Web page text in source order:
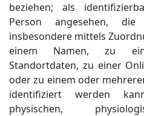
beziehen; als
Person angesehen,
insbesondere mittels
einem Namen, zu
Standortdaten, zu einer
oder zu einem oder
identifiziert werden
physischen,